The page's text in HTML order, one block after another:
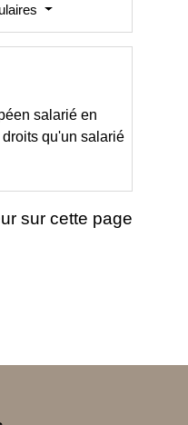
salarié en
qu'un salarié
sur cette page